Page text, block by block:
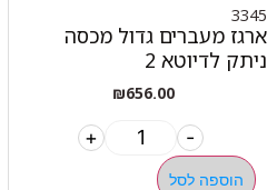
3345
ארגז מעברים גדול מכסה
ניתק לדיוטא 2
₪656.00
-
+
הוספה לסל